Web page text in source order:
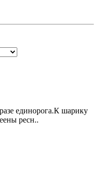
единорога.К шарику
ресн..